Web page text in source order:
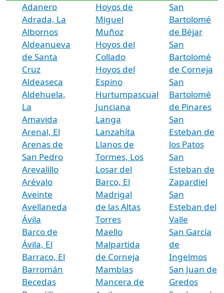
Adanero
Adrada, La
Albornos
Aldeanueva
de Santa
Cruz
Aldeaseca
Aldehuela,
La
Amavida
Arenal, El
Arenas de
San Pedro
Arevalillo
Arévalo
Aveinte
Avellaneda
Ávila
Barco de
Ávila, El
Barraco, El
Barromán
Becedas
Hoyos de
Miguel
Muñoz
Hoyos del
Collado
Hoyos del
Espino
Hurtumpascual
Junciana
Langa
Lanzahíta
Llanos de
Tormes, Los
Losar del
Barco, El
Madrigal
de las Altas
Torres
Maello
Malpartida
de Corneja
Mamblas
Mancera de
San
Bartolomé
de Béjar
San
Bartolomé
de Corneja
San
Bartolomé
de Pinares
San
Esteban de
los Patos
San
Esteban de
Zapardiel
San
Esteban del
Valle
San García
de
Ingelmos
San Juan de
Gredos